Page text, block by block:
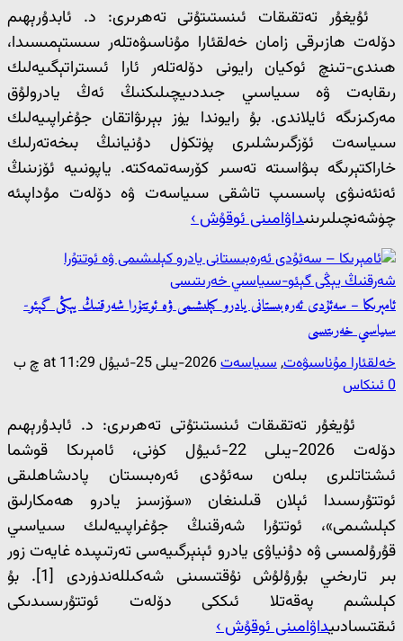
ئۇيغۇر تەتقىقات ئىنستىتۇتى تەھرىرى: د. ئابدۇرېھىم
دۆلەت ھازىرقى زامان خەلقئارا مۇناسىۋەتلەر سىستېمىسىدا،
ھىندى-تىنچ ئوكيان رايونى دۆلەتلەر ئارا ئىستراتېگىيەلىك
رىقابەت ۋە سىياسىي جىددىيچىلىكنىڭ ئەڭ يادرولۇق
مەركىزىگە ئايلاندى. بۇ رايوندا يۈز بېرىۋاتقان جۇغراپىيەلىك
سىياسەت ئۆزگىرىشلىرى پۈتكۈل دۇنيانىڭ بىخەتەرلىك
خاراكتېرىگە بىۋاسىتە تەسىر كۆرسەتمەكتە. ياپونىيە ئۆزىنىڭ
ئەنئەنىۋى پاسسىپ تاشقى سىياسەت ۋە دۆلەت مۇداپىئە
چۈشەنچىلىرىنىداۋامىنى ئوقۇش ›
ئامېرىكا – سەئۇدى ئەرەبىستانى يادرو كېلىشىمى ۋە ئوتتۇرا شەرقنىڭ يېڭى گېئو-
سىياسىي خەرىتىسى
خەلقئارا مۇناسىۋەت,سىياسەت2026-يىلى 25-ئىيۇل at 11:29 چ ب
0 ئىنكاس
ئۇيغۇر تەتقىقات ئىنستىتۇتى تەھرىرى: د. ئابدۇرېھىم
دۆلەت 2026-يىلى 22-ئىيۇل كۈنى، ئامېرىكا قوشما
ئىشتاتلىرى بىلەن سەئۇدى ئەرەبىستان پادىشاھلىقى
ئوتتۇرىسىدا ئېلان قىلىنغان «سۆزسىز يادرو ھەمكارلىق
كېلىشىمى»، ئوتتۇرا شەرقنىڭ جۇغراپىيەلىك سىياسىي
قۇرۇلمىسى ۋە دۇنياۋى يادرو ئېنېرگىيەسى تەرتىپىدە غايەت زور
بىر تارىخىي بۇرۇلۇش نۇقتىسىنى شەكىللەندۈردى [1]. بۇ
كېلىشىم پەقەتلا ئىككى دۆلەت ئوتتۇرىسىدىكى
ئىقتىسادىيداۋامىنى ئوقۇش ›